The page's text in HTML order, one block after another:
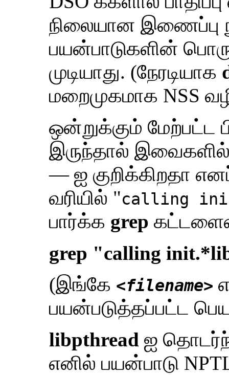
நிலையான இணைப்பு
பயன்பாடுகளின்
முடியாது. (நேரடியாக
மறைமுகமாக NSS
ஒன்றுக்கும் மேற்பட்ட
இருந்தால்
— ஐ குறிக்கிறதா
வரியில் "calling
பார்க்க grep
grep "calling
(இங்கே <filename>
பயன்படுத்தப்பட்ட
libpthread ஐ
எனில் பயன்பாடு